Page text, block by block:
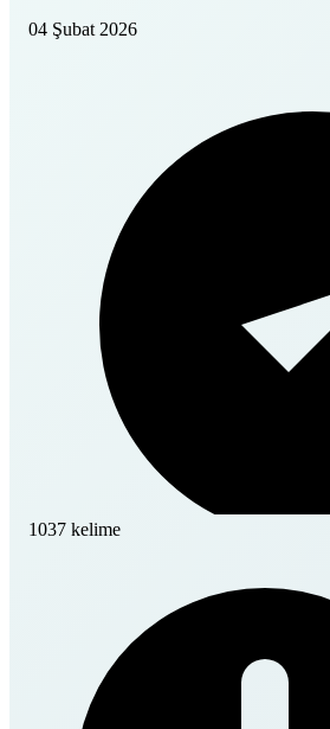
04 Şubat 2026
1037 kelime